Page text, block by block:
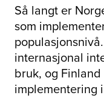
Så langt er
som
internasjonal
bruk, og
implementering